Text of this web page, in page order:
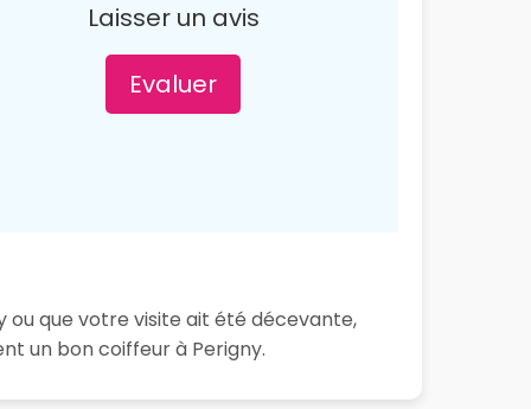
Laisser un avis
Evaluer
ou que votre visite ait été décevante,
un bon coiffeur à Perigny.